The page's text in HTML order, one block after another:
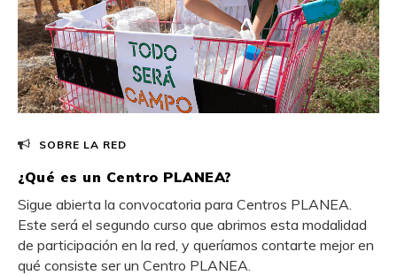
SOBRE LA RED
¿Qué es un Centro PLANEA?
Sigue abierta la convocatoria para Centros PLANEA.
Este será el segundo curso que abrimos esta modalidad
de participación en la red, y queríamos contarte mejor en
qué consiste ser un Centro PLANEA.